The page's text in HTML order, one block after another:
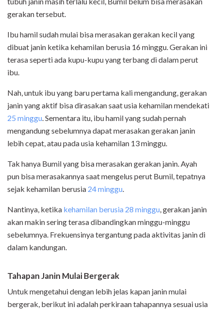
gerakan tersebut.
Ibu hamil sudah mulai bisa merasakan gerakan kecil yang
dibuat janin ketika kehamilan berusia 16 minggu. Gerakan ini
terasa seperti ada kupu-kupu yang terbang di dalam perut
ibu.
Nah, untuk ibu yang baru pertama kali mengandung, gerakan
janin yang aktif bisa dirasakan saat usia kehamilan mendekati
25 minggu . Sementara itu, ibu hamil yang sudah pernah
mengandung sebelumnya dapat merasakan gerakan janin
lebih cepat, atau pada usia kehamilan 13 minggu.
Tak hanya Bumil yang bisa merasakan gerakan janin. Ayah
pun bisa merasakannya saat mengelus perut Bumil, tepatnya
sejak kehamilan berusia 24 minggu
Nantinya, ketika kehamilan berusia 28 minggu , gerakan janin
akan makin sering terasa dibandingkan minggu-minggu
sebelumnya. Frekuensinya tergantung pada aktivitas janin di
dalam kandungan.
Tahapan Janin Mulai Bergerak
Untuk mengetahui dengan lebih jelas kapan janin mulai
bergerak, berikut ini adalah perkiraan tahapannya sesuai usia